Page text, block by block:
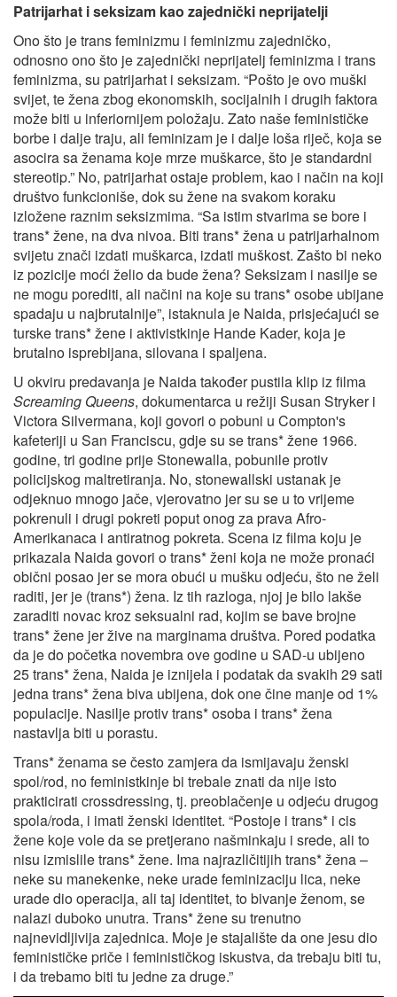
Patrijarhat i seksizam kao zajednički neprijatelji
Ono što je trans feminizmu i feminizmu zajedničko,
odnosno ono što je zajednički neprijatelj feminizma i trans
feminizma, su patrijarhat i seksizam. “Pošto je ovo muški
svijet, te žena zbog ekonomskih, socijalnih i drugih faktora
može biti u inferiornijem položaju. Zato naše feminističke
borbe i dalje traju, ali feminizam je i dalje loša riječ, koja se
asocira sa ženama koje mrze muškarce, što je standardni
stereotip.” No, patrijarhat ostaje problem, kao i način na koji
društvo funkcioniše, dok su žene na svakom koraku
izložene raznim seksizmima. “Sa istim stvarima se bore i
trans* žene, na dva nivoa. Biti trans* žena u patrijarhalnom
svijetu znači izdati muškarca, izdati muškost. Zašto bi neko
iz pozicije moći želio da bude žena? Seksizam i nasilje se
ne mogu porediti, ali načini na koje su trans* osobe ubijane
spadaju u najbrutalnije”, istaknula je Naida, prisjećajući se
turske trans* žene i aktivistkinje Hande Kader, koja je
brutalno isprebijana, silovana i spaljena.
U okviru predavanja je Naida također pustila klip iz filma
Screaming Queens, dokumentarca u režiji Susan Stryker i
Victora Silvermana, koji govori o pobuni u Compton's
kafeteriji u San Franciscu, gdje su se trans* žene 1966.
godine, tri godine prije Stonewalla, pobunile protiv
policijskog maltretiranja. No, stonewallski ustanak je
odjeknuo mnogo jače, vjerovatno jer su se u to vrijeme
pokrenuli i drugi pokreti poput onog za prava Afro-
Amerikanaca i antiratnog pokreta. Scena iz filma koju je
prikazala Naida govori o trans* ženi koja ne može pronaći
obični posao jer se mora obući u mušku odjeću, što ne želi
raditi, jer je (trans*) žena. Iz tih razloga, njoj je bilo lakše
zaraditi novac kroz seksualni rad, kojim se bave brojne
trans* žene jer žive na marginama društva. Pored podatka
da je do početka novembra ove godine u SAD-u ubijeno
25 trans* žena, Naida je iznijela i podatak da svakih 29 sati
jedna trans* žena biva ubijena, dok one čine manje od 1%
populacije. Nasilje protiv trans* osoba i trans* žena
nastavlja biti u porastu.
Trans* ženama se često zamjera da ismijavaju ženski
spol/rod, no feministkinje bi trebale znati da nije isto
prakticirati crossdressing, tj. preoblačenje u odjeću drugog
spola/roda, i imati ženski identitet. “Postoje i trans* i cis
žene koje vole da se pretjerano našminkaju i srede, ali to
nisu izmislile trans* žene. Ima najrazličitijih trans* žena –
neke su manekenke, neke urade feminizaciju lica, neke
urade dio operacija, ali taj identitet, to bivanje ženom, se
nalazi duboko unutra. Trans* žene su trenutno
najnevidljivija zajednica. Moje je stajalište da one jesu dio
feminističke priče i feminističkog iskustva, da trebaju biti tu,
i da trebamo biti tu jedne za druge.”